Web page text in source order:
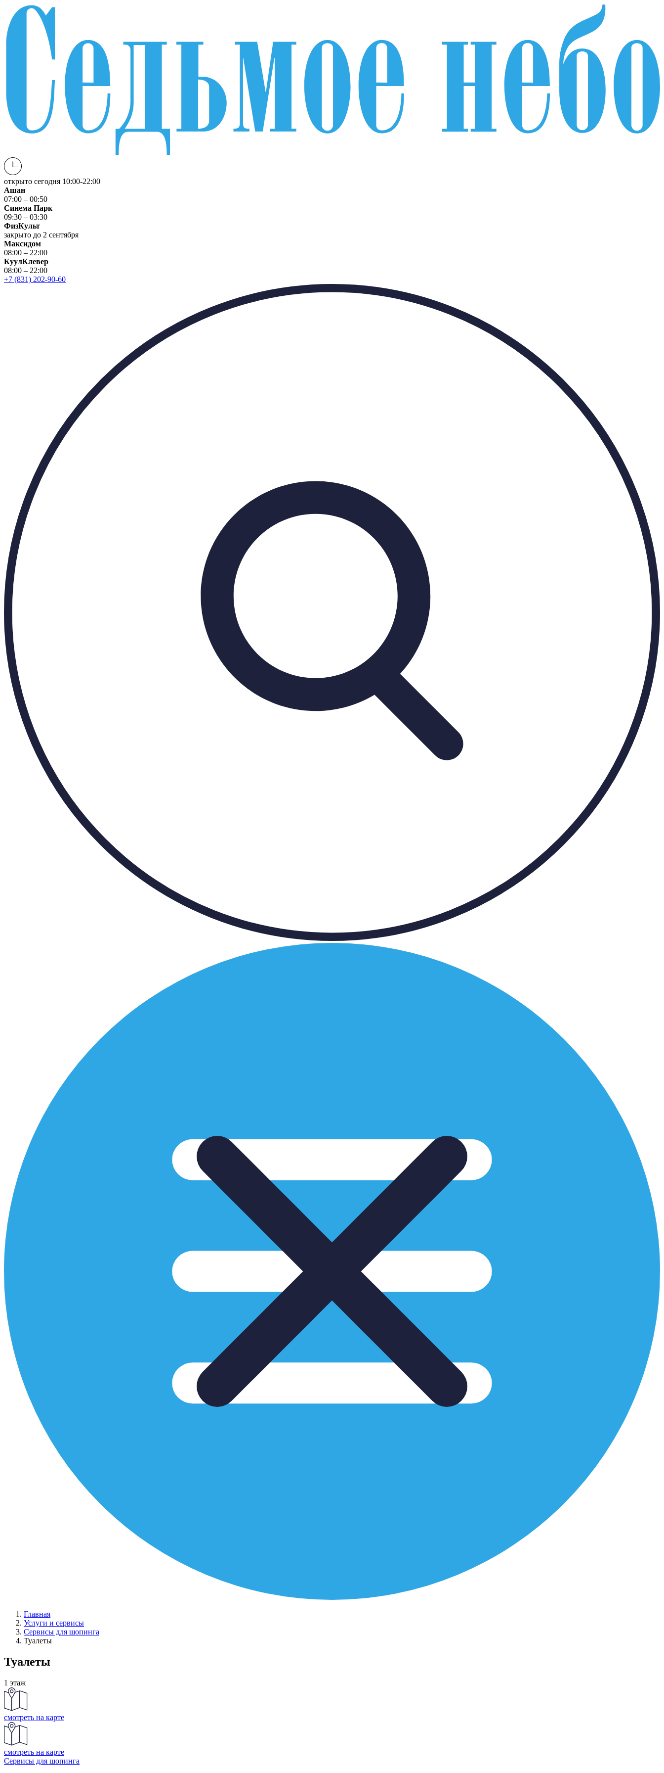
открыто сегодня 10:00-22:00
Ашан
07:00 – 00:50
Синема Парк
09:30 – 03:30
ФизКульт
закрыто до 2 сентября
Максидом
08:00 – 22:00
КуулКлевер
08:00 – 22:00
+7 (831) 202-90-60
Главная
Услуги и сервисы
Сервисы для шопинга
Туалеты
Туалеты
1 этаж
смотреть на карте
смотреть на карте
Сервисы для шопинга